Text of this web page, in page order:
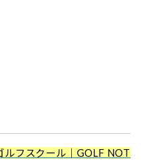
フスクール｜GOLF NOT